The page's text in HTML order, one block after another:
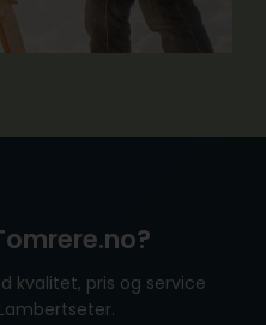
kvalitet, pris og service